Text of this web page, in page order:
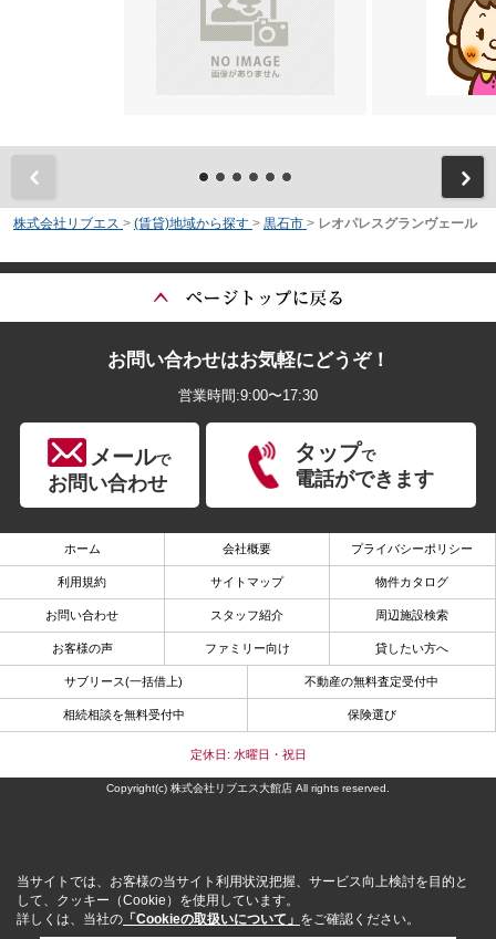
株式会社リブエス > (賃貸)地域から探す > 黒石市 > レオパレスグランヴェール
お問い合わせはお気軽にどうぞ！
営業時間:9:00〜17:30
メールで
お問い合わせ
タップで
電話ができます
ホーム 会社概要 プライバシーポリシー
利用規約 サイトマップ 物件カタログ
お問い合わせ スタッフ紹介 周辺施設検索
お客様の声 ファミリー向け 貸したい方へ
サブリース(一括借上) 不動産の無料査定受付中
相続相談を無料受付中 保険選び
定休日: 水曜日・祝日
Copyright(c) 株式会社リブエス大館店 All rights reserved.
当サイトでは、お客様の当サイト利用状況把握、サービス向上検討を目的と
して、クッキー（Cookie）を使用しています。
詳しくは、当社の 「Cookieの取扱いについて」 をご確認ください。